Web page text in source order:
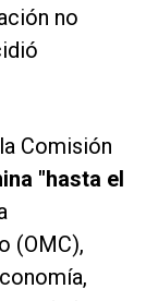
no
Comisión
"hasta el
(OMC),